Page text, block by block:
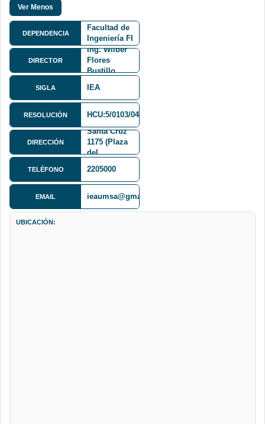
DEPENDENCIA
Facultad de
Ingeniería FI
DIRECTOR
Ing. Wilber
Flores
Bustillo
SIGLA IEA
RESOLUCIÓN HCU:5/0103/0433/98
DIRECCIÓN
Mariscal
Santa Cruz
1175 (Plaza
del
Tercer piso
TELÉFONO 2205000
EMAIL ieaumsa@gmail.com
UBICACIÓN: